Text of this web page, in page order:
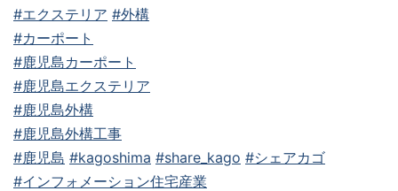
#エクステリア #外構
#カーポート
#鹿児島カーポート
#鹿児島エクステリア
#鹿児島外構
#鹿児島外構工事
#鹿児島 #kagoshima #share_kago #シェアカゴ
#インフォメーション住宅産業